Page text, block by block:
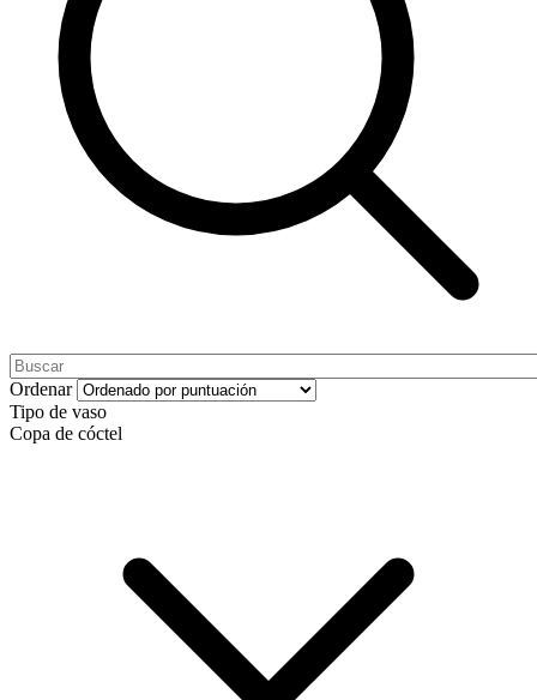
Ordenar
Tipo de vaso
Copa de cóctel